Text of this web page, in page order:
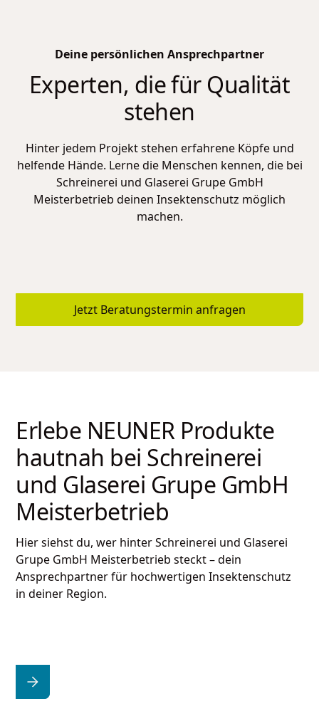
Deine persönlichen Ansprechpartner
Experten, die für Qualität
stehen
Hinter jedem Projekt stehen erfahrene Köpfe und
helfende Hände. Lerne die Menschen kennen, die bei
Schreinerei und Glaserei Grupe GmbH
Meisterbetrieb deinen Insektenschutz möglich
machen.
Jetzt Beratungstermin anfragen
Erlebe NEUNER Produkte
hautnah bei Schreinerei
und Glaserei Grupe GmbH
Meisterbetrieb
Hier siehst du, wer hinterSchreinerei und Glaserei
Grupe GmbH Meisterbetrieb steckt – dein
Ansprechpartner für hochwertigen Insektenschutz
in deiner Region.